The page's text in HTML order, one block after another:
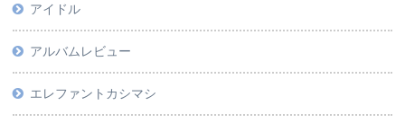
アイドル
アルバムレビュー
エレファントカシマシ